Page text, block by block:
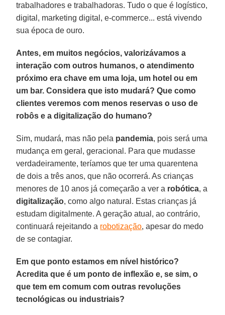
trabalhadores e trabalhadoras. Tudo o que é logístico,
digital, marketing digital, e-commerce... está vivendo
sua época de ouro.
Antes, em muitos negócios, valorizávamos a
interação com outros humanos, o atendimento
próximo era chave em uma loja, um hotel ou em
um bar. Considera que isto mudará? Que como
clientes veremos com menos reservas o uso de
robôs e a digitalização do humano?
Sim, mudará, mas não pela pandemia, pois será uma
mudança em geral, geracional. Para que mudasse
verdadeiramente, teríamos que ter uma quarentena
de dois a três anos, que não ocorrerá. As crianças
menores de 10 anos já começarão a ver a robótica, a
digitalização, como algo natural. Estas crianças já
estudam digitalmente. A geração atual, ao contrário,
continuará rejeitando a robotização, apesar do medo
de se contagiar.
Em que ponto estamos em nível histórico?
Acredita que é um ponto de inflexão e, se sim, o
que tem em comum com outras revoluções
tecnológicas ou industriais?